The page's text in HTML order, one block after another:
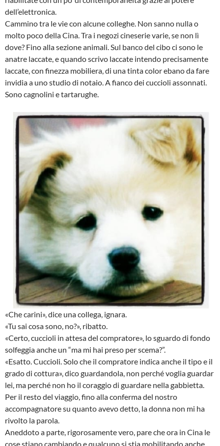
dell’elettronica.
Cammino tra le vie con alcune colleghe. Non sanno nulla o
molto poco della Cina. Tra i negozi cineserie varie, se non lì
dove? Fino alla sezione animali. Sul banco del cibo ci sono le
anatre laccate, e quando scrivo laccate intendo precisamente
laccate, con finezza mobiliera, di una tinta color ebano da fare
invidia a uno studio di notaio. A fianco dei cuccioli assonnati.
Sono cagnolini e tartarughe.
«Che carini», dice una collega, ignara.
«Tu sai cosa sono, no?», ribatto.
«Certo, cuccioli in attesa del compratore», lo sguardo di fondo
solfeggia anche un “ma mi hai preso per scema?”.
«Esatto. Cuccioli. Solo che il compratore indica anche il tipo e il
grado di cottura», dico guardandola, non perché voglia guardar
lei, ma perché non ho il coraggio di guardare nella gabbietta.
Per il resto del viaggio, fino alla conferma del nostro
accompagnatore su quanto avevo detto, la donna non mi ha
rivolto la parola.
Aneddoto a parte, rigorosamente vero, pare che ora in Cina le
cose stiano cambiando e qualcuno si stia mobilitando anche